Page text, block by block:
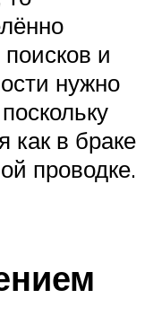
и
нужно
как в браке
проводке.